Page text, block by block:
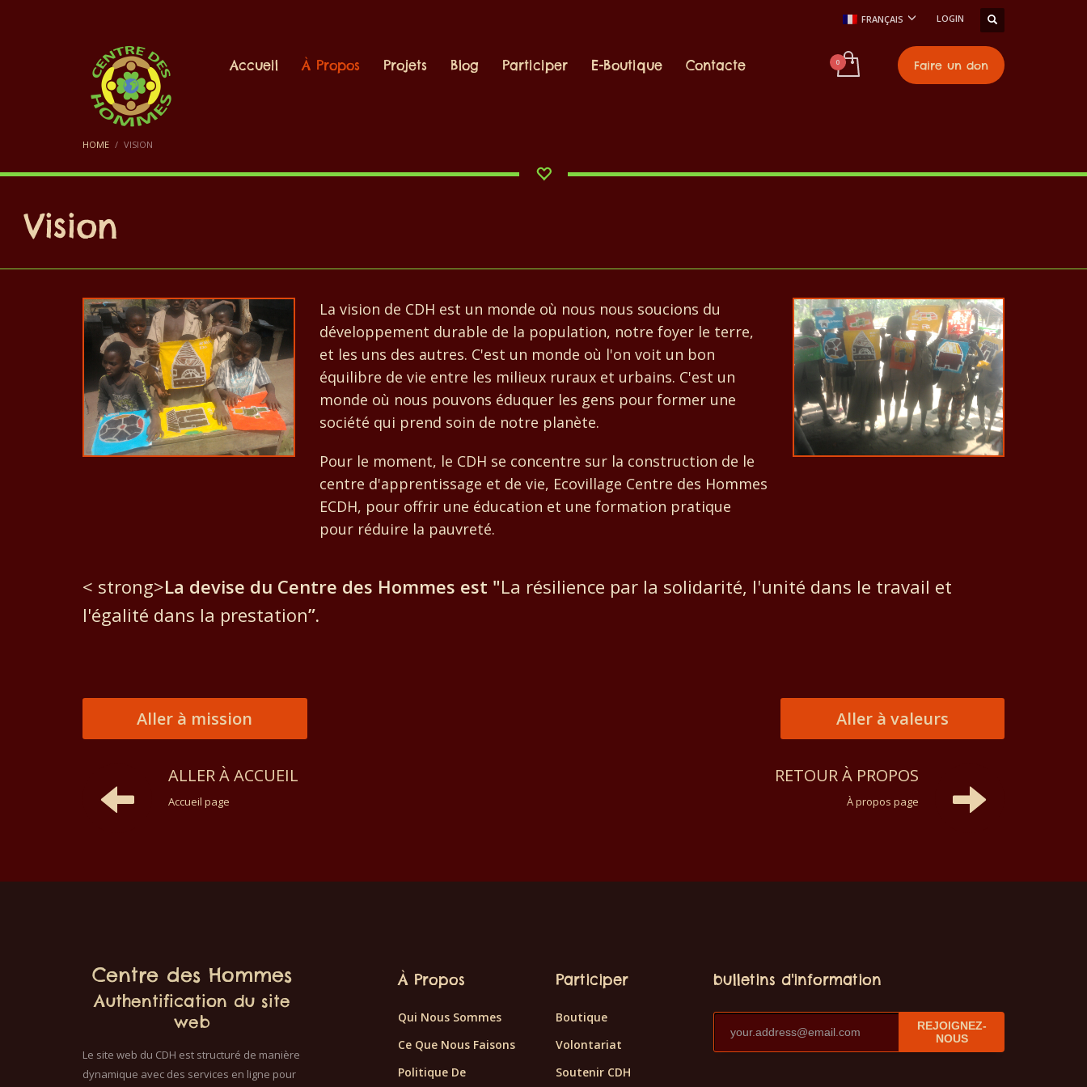
FRANÇAIS LOGIN
Accueil À Propos Projets Blog Participer E-Boutique Contacte Faire un don
HOME VISION
Vision
La vision de CDH est un monde où nous nous soucions du
développement durable de la population, notre foyer le terre,
et les uns des autres. C'est un monde où l'on voit un bon
équilibre de vie entre les milieux ruraux et urbains. C'est un
monde où nous pouvons éduquer les gens pour former une
société qui prend soin de notre planète.
Pour le moment, le CDH se concentre sur la construction de le
centre d'apprentissage et de vie, Ecovillage Centre des Hommes
ECDH, pour offrir une éducation et une formation pratique
pour réduire la pauvreté.
< strong>La devise du Centre des Hommes est "La résilience par la solidarité, l'unité dans le travail et
l'égalité dans la prestation”.
Aller à mission
ALLER À ACCUEIL
Accueil page
Aller à valeurs
RETOUR À PROPOS
À propos page
Centre des Hommes
Authentification du site
web
Le site web du CDH est structuré de manière
dynamique avec des services en ligne pour
À Propos
Qui Nous Sommes
Ce Que Nous Faisons
Politique De
Participer
Boutique
Volontariat
Soutenir CDH
bulletins d'information
REJOIGNEZ-
NOUS